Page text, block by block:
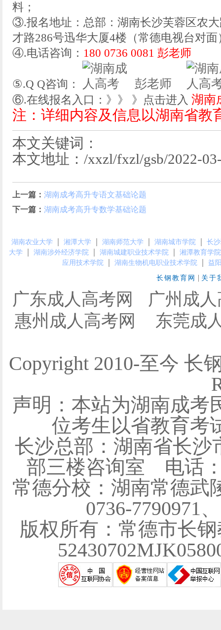
料；
③.报名地址：总部：湖南长沙芙蓉区农
才路286号迅华大厦4楼（常德电视台对面
④.电话咨询： 180 0736 0081 彭老师
⑤.Q Q咨询： 彭老师
⑥.在线报名入口：》》 》点击进入 湖南
注：详细内容及信息以湖南省教
本文关键词：
本文地址：/xxzl/fxzl/gsb/2022-
上一篇： 湖南成考高升专语文基础论题
下一篇： 湖南成考高升专数学基础论题
湖南农业大学 湘潭大学 湖南师范大学 湖南城市学院
长
大学
湖南涉外经济学院 湖南城建职业技术学院
湘潭教育学院
应用技术学院
湖南生物机电职业技术学院 益
长钢教育网 | 关于
广东成人高考网
广州成
惠州成人高考网
东莞成
Copyright 2010-至今 长
声明：本站为湖南成考
位考生以省教育考
长沙总部：湖南省长沙
部三楼咨询室 电话：
常德分校：湖南常德
0736-7790971
版权所有：常德市长